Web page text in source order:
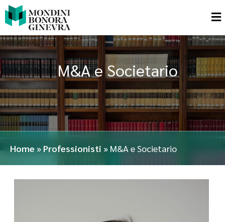
M&A e Societario
Home » Professionisti » M&A e Societario